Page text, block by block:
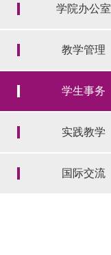
学院办公室
教学管理
学生事务
实践教学
国际交流